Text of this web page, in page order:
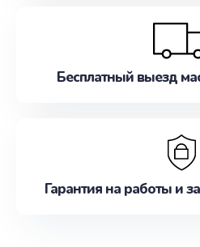
Бесплатный выезд
Гарантия на работы и